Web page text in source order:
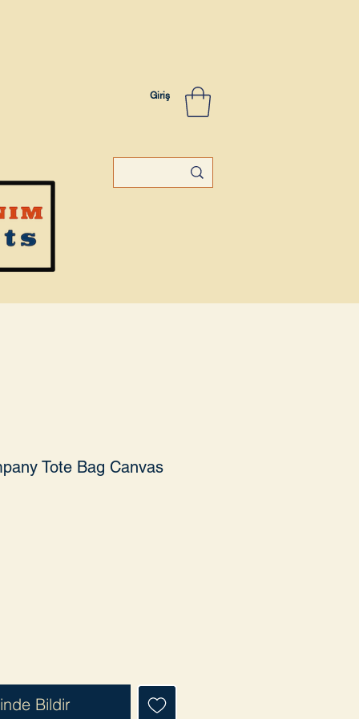
Giriş
Tote Bag Canvas
Bildir